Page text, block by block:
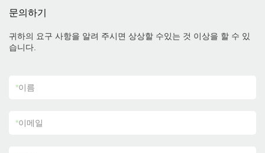
문의하기
귀하의 요구 사항을 알려 주시면 상상할 수있는 것 이상을 할 수 있
습니다.
*이름
*이메일